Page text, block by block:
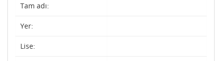
Tam adı:
Yer:
Lise: